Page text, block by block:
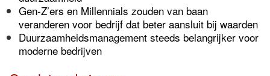
Gen-Z’ers en Millennials zouden van baan
veranderen voor bedrijf dat beter aansluit bij waarden
Duurzaamheidsmanagement steeds belangrijker voor
moderne bedrijven